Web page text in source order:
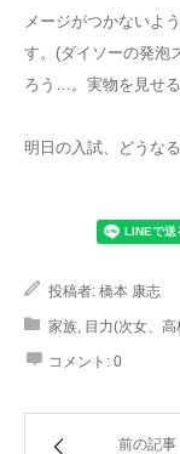
メージがつかないよ
す。(ダイソーの発泡
ろう…。実物を見せ
明日の入試、どうな
投稿者: 橋本 康志
家族, 目力(次女、
コメント: 0
前の記事